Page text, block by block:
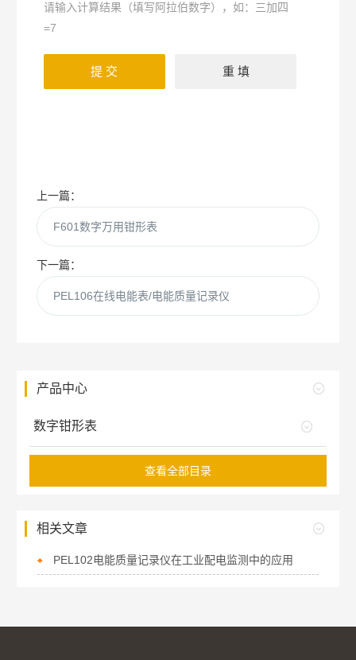
请输入计算结果（填写阿拉伯数字），如：三加四
=7
上一篇：
F601数字万用钳形表
下一篇：
PEL106在线电能表/电能质量记录仪
产品中心
数字钳形表
查看全部目录
相关文章
PEL102电能质量记录仪在工业配电监测中的应用